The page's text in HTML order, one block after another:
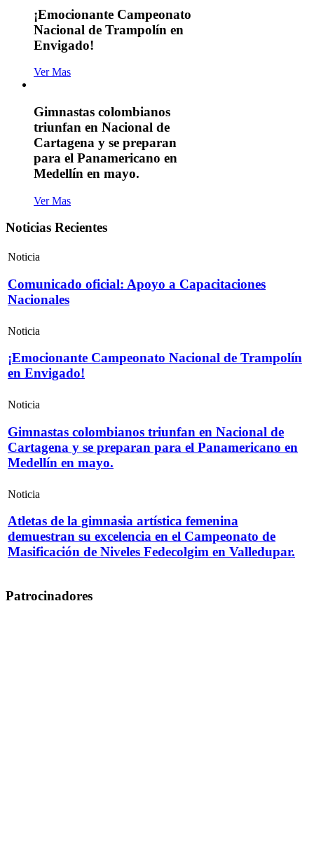
¡Emocionante Campeonato
Nacional de Trampolín en
Envigado!
Ver Mas
Gimnastas colombianos
triunfan en Nacional de
Cartagena y se preparan
para el Panamericano en
Medellín en mayo.
Ver Mas
Noticias Recientes
Noticia
Comunicado oficial: Apoyo a Capacitaciones
Nacionales
Noticia
¡Emocionante Campeonato Nacional de Trampolín
en Envigado!
Noticia
Gimnastas colombianos triunfan en Nacional de
Cartagena y se preparan para el Panamericano en
Medellín en mayo.
Noticia
Atletas de la gimnasia artística femenina
demuestran su excelencia en el Campeonato de
Masificación de Niveles Fedecolgim en Valledupar.
Patrocinadores